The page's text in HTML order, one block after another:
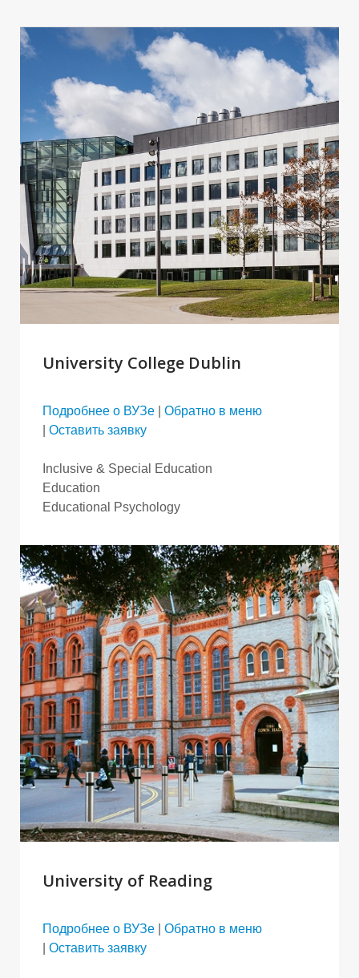
University College Dublin
Подробнее о ВУЗе| Обратно в меню
Оставить заявку
Inclusive & Special Education
Education
Educational Psychology
University of Reading
Подробнее о ВУЗе| Обратно в меню
Оставить заявку